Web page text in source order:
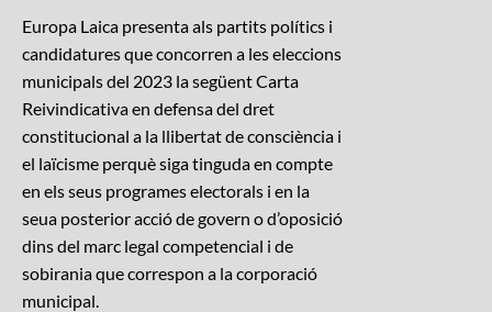
Europa Laica presenta als partits polítics i
candidatures que concorren a les eleccions
municipals del 2023 la següent Carta
Reivindicativa en defensa del dret
constitucional a la llibertat de consciència i
el laïcisme perquè siga tinguda en compte
en els seus programes electorals i en la
seua posterior acció de govern o d’oposició
dins del marc legal competencial i de
sobirania que correspon a la corporació
municipal.